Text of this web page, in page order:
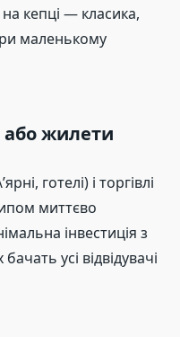
кепці — класика,
маленькому
або жилети
готелі) і торгівлі
миттєво
інвестиція з
усі відвідувачі